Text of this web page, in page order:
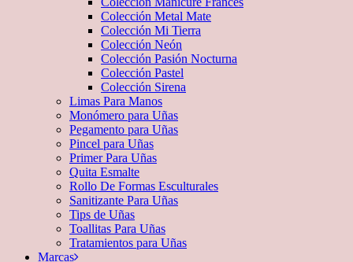
Colección Metal Mate
Colección Mi Tierra
Colección Neón
Colección Pasión Nocturna
Colección Pastel
Colección Sirena
Limas Para Manos
Monómero para Uñas
Pegamento para Uñas
Pincel para Uñas
Primer Para Uñas
Quita Esmalte
Rollo De Formas Esculturales
Sanitizante Para Uñas
Tips de Uñas
Toallitas Para Uñas
Tratamientos para Uñas
Marcas